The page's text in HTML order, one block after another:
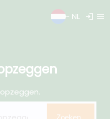
- NL login menu